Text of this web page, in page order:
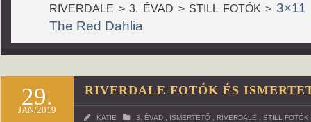
RIVERDALE > 3. ÉVAD > STILL FOTÓK > 3×11
The Red Dahlia
29.
JAN/2019
RIVERDALE FOTÓK ÉS
KATIE 3. ÉVAD ISMERTETŐ RIVERDALE STILL FOTÓK